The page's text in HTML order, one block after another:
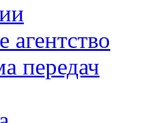
агентство
передач